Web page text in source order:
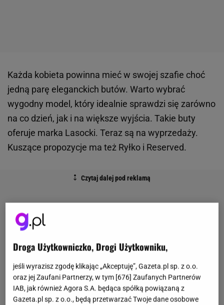
Każda kobieta powinna mieć w swojej szafie choć
jedną parę eleganckich butów. Warto wybrać
wygodny model, który idealnie sprawdzi się zarówno
na co dzień, jak i na większe wyjścia. Takie buty
oferuje marka Lasocki. Teraz są na wyprzedaży.
Kuszące propozycje ma też Ryłko i Reserved.
Droga Użytkowniczko, Drogi Użytkowniku,
jeśli wyrazisz zgodę klikając „Akceptuję”, Gazeta.pl sp. z o.o.
oraz jej Zaufani Partnerzy, w tym [676] Zaufanych Partnerów
IAB, jak również Agora S.A. będąca spółką powiązaną z
Gazeta.pl sp. z o.o., będą przetwarzać Twoje dane osobowe